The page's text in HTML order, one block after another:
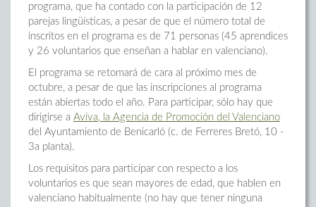
programa, que ha contado con la participación de 12
parejas lingüísticas, a pesar de que el número total de
inscritos en el programa es de 71 personas (45 aprendices
y 26 voluntarios que enseñan a hablar en valenciano).
El programa se retomará de cara al próximo mes de
octubre, a pesar de que las inscripciones al programa
están abiertas todo el año. Para participar, sólo hay que
dirigirse a Aviva, la Agencia de Promoción del Valenciano
del Ayuntamiento de Benicarló (c. de Ferreres Bretó, 10 -
3a planta).
Los requisitos para participar con respecto a los
voluntarios es que sean mayores de edad, que hablen en
valenciano habitualmente (no hay que tener ninguna